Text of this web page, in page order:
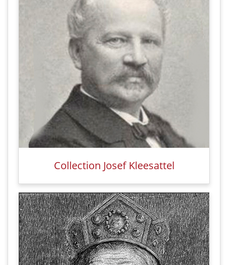
Collection Josef Kleesattel